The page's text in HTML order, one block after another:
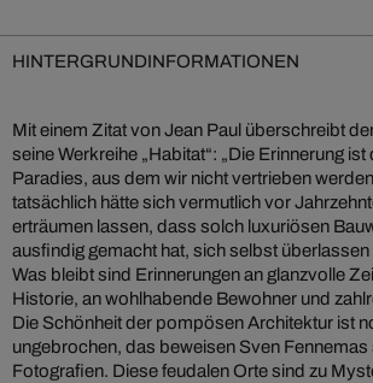
HINTERGRUNDINFORMATIONEN
Mit einem Zitat von Jean Paul überschreibt
seine Werkreihe „Habitat“: „Die Erinnerung ist
Paradies, aus dem wir nicht vertrieben
tatsächlich hätte sich vermutlich vor
erträumen lassen, dass solch luxuriösen
ausfindig gemacht hat, sich selbst
Was bleibt sind Erinnerungen an glanzvolle
Historie, an wohlhabende Bewohner und
Die Schönheit der pompösen Architektur ist
ungebrochen, das beweisen Sven
Fotografien. Diese feudalen Orte sind zu